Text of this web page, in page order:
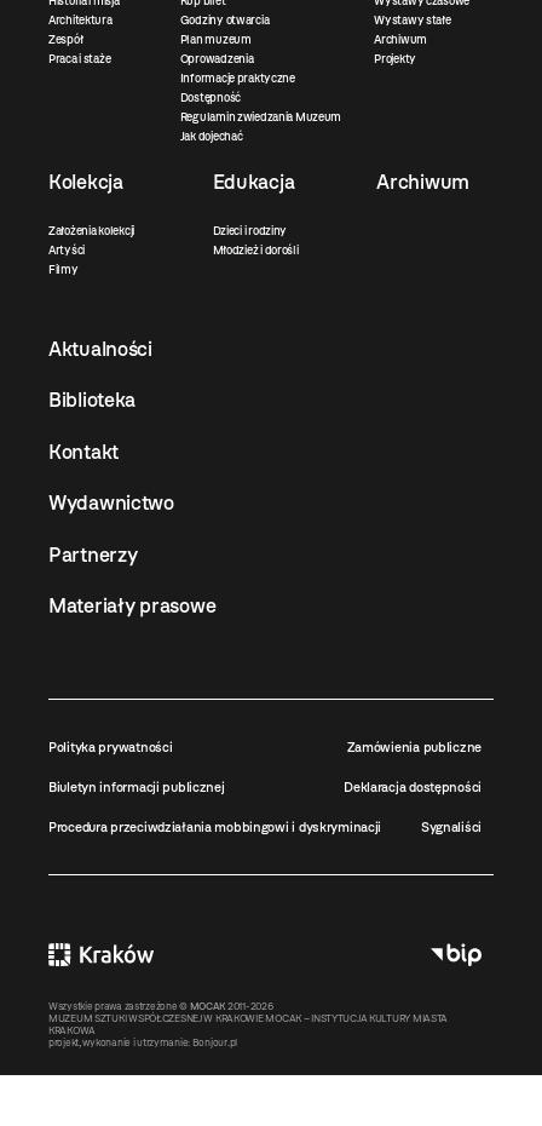
Architektura
Zespół
Praca i staże
Godziny otwarcia
Plan muzeum
Oprowadzenia
Informacje praktyczne
Dostępność
Regulamin zwiedzania Muzeum
Jak dojechać
Wystawy stałe
Archiwum
Projekty
Kolekcja
Założenia kolekcji
Artyści
Filmy
Edukacja
Dzieci i rodziny
Młodzież i dorośli
Archiwum
Aktualności
Biblioteka
Kontakt
Wydawnictwo
Partnerzy
Materiały prasowe
Polityka prywatności Zamówienia publiczne
Biuletyn informacji publicznej Deklaracja dostępności
Procedura przeciwdziałania mobbingowi i dyskryminacji Sygnaliści
Wszystkie prawa zastrzeżone © MOCAK 2011-2026
MUZEUM SZTUKI WSPÓŁCZESNEJ W KRAKOWIE MOCAK – INSTYTUCJA KULTURY MIASTA
KRAKOWA
projekt, wykonanie i utrzymanie: Bonjour.pl